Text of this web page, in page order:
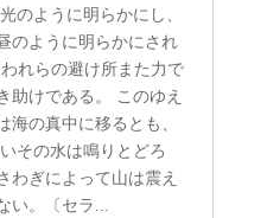
のように明らかにし、
のように明らかにされ
れらの避け所また力で
助けである。 このゆえ
海の真中に移るとも、
その水は鳴りとどろ
わぎによって山は震え
い。〔セラ...